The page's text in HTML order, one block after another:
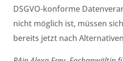
DSGVO-konforme
nicht möglich ist, müssen
bereits jetzt nach